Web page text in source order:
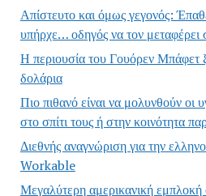
Απίστευτο και όμως γεγονός:
υπήρχε… οδηγός να τον μεταφέρει
Η περιουσία του Γουόρεν Μπάφετ
δολάρια
Πιο πιθανό είναι να μολυνθούν οι
στο σπίτι τους ή στην κοινότητα
Διεθνής αναγνώριση για την
Workable
Μεγαλύτερη αμερικανική εμπλοκή